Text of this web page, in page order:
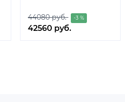
44080 руб. -3 %
42560 руб.